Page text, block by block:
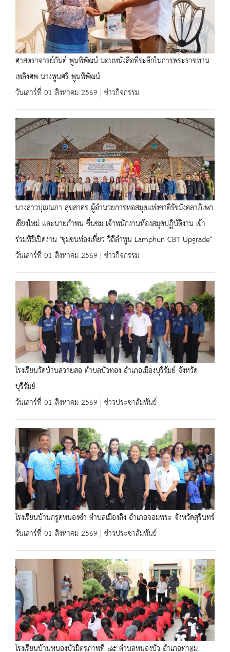
ศาสตราจารย์กันต์ พูนพิพัฒน์ มอบหนังสือที่ระลึกในการพระราชทาน
เพลิงศพ นางพูนศรี พูนพิพัฒน์
วันเสาร์ที่ 01 สิงหาคม 2569 | ข่าวกิจกรรม
นางสาวปุณณภา สุขสาคร ผู้อำนวยการหอสมุดแห่งชาติรัชมังคลาภิเษก
เชียงใหม่ และนายกำพน ชื่นชม เจ้าพนักงานห้องสมุดปฏิบัติงาน เข้า
ร่วมพิธีเปิดงาน "ชุมชนท่องเที่ยว วิถีลำพูน Lamphun CBT Upgrade"
วันเสาร์ที่ 01 สิงหาคม 2569 | ข่าวกิจกรรม
โรงเรียนวัดบ้านสวายสอ ตำบลบัวทอง อำเภอเมืองบุรีรัมย์ จังหวัด
บุรีรัมย์
วันเสาร์ที่ 01 สิงหาคม 2569 | ข่าวประชาสัมพันธ์
โรงเรียนบ้านกรูดหนองซำ ตำบลเมืองลึง อำเภอจอมพระ จังหวัดสุรินทร์
วันเสาร์ที่ 01 สิงหาคม 2569 | ข่าวประชาสัมพันธ์
โรงเรียนบ้านหนองบัวมิตรภาพที่ ๘๕ ตำบลหนองบัว อำเภอท่าตูม